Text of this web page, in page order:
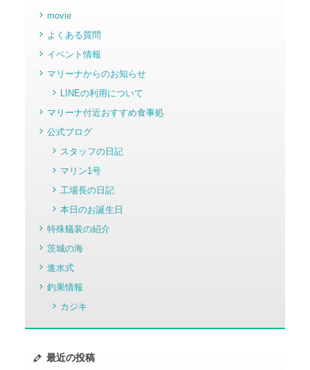
movie
よくある質問
イベント情報
マリーナからのお知らせ
LINEの利用について
マリーナ付近おすすめ食事処
公式ブログ
スタッフの日記
マリン1号
工場長の日記
本日のお誕生日
特殊艤装の紹介
茨城の海
進水式
釣果情報
カジキ
最近の投稿